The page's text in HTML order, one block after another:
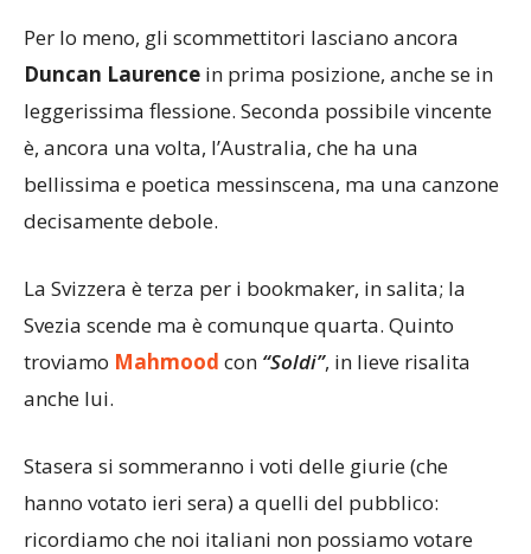
Per lo meno, gli scommettitori lasciano ancora
Duncan Laurence in prima posizione, anche se in
leggerissima flessione. Seconda possibile vincente
è, ancora una volta, l’Australia, che ha una
bellissima e poetica messinscena, ma una canzone
decisamente debole.
La Svizzera è terza per i bookmaker, in salita; la
Svezia scende ma è comunque quarta. Quinto
troviamo Mahmood con “Soldi”, in lieve risalita
anche lui.
Stasera si sommeranno i voti delle giurie (che
hanno votato ieri sera) a quelli del pubblico:
ricordiamo che noi italiani non possiamo votare